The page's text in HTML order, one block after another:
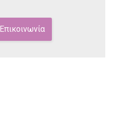
Επικοινωνία